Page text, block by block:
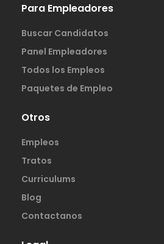
Para Empleadores
Buscar Candidatos
Panel Empleadores
Todos los Empleos
Paquetes de Empleo
Otros
Empleos
Tratos
Curriculums
Blog
Contactanos